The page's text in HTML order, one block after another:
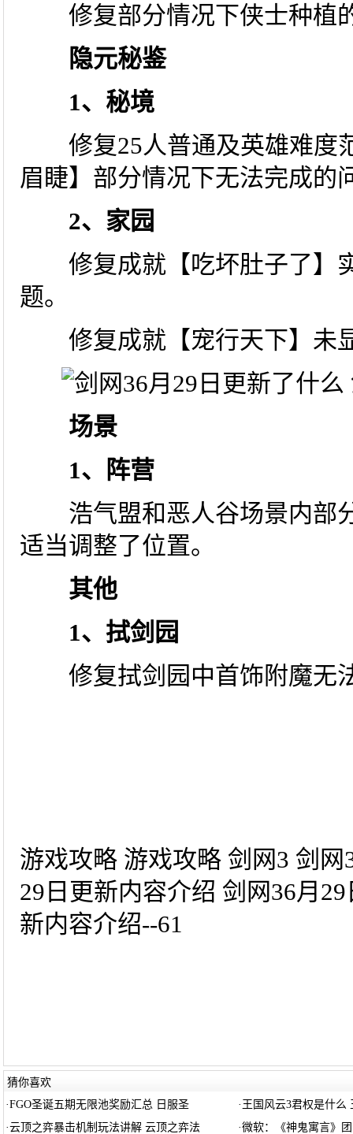
修复部分情况下侠士种植
隐元秘鉴
1、秘境
修复25人普通及英雄难度
眉睫】部分情况下无法完成的
2、家园
修复成就【吃坏肚子了】
题。
修复成就【宠行天下】未
场景
1、阵营
浩气盟和恶人谷场景内部
适当调整了位置。
其他
1、拭剑园
修复拭剑园中首饰附魔无
游戏攻略 游戏攻略 剑网3 剑
29日更新内容介绍 剑网36月
新内容介绍--61
猜你喜欢
·FGO圣诞五期无限池奖励汇总 日服圣 · 王国风云3君权是什么
·云顶之弈暴击机制玩法讲解 云顶之弈法 ·微软：《神鬼寓言》